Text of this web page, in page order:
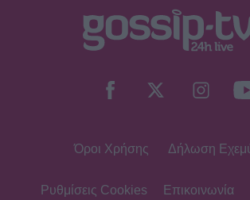
Όροι Χρήσης Δήλωση
Ρυθμίσεις Cookies Επικοινωνία